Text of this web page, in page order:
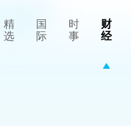
精
选
国
际
时
事
财
经